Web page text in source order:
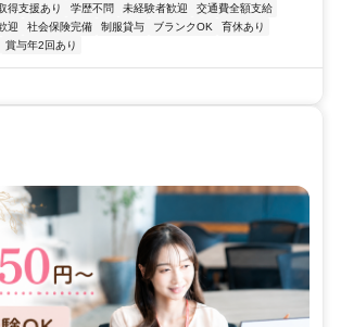
得支援あり 学歴不問 未経験者歓迎
交通費全額支給
迎 社会保険完備 制服貸与 ブランクOK
育休あり
賞与年2回あり